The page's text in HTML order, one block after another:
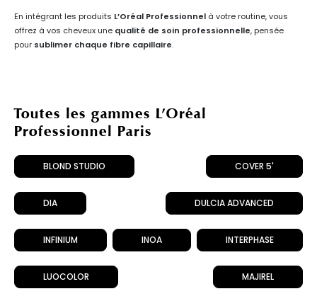
En intégrant les produits L’Oréal Professionnel à votre routine, vous
offrez à vos cheveux une qualité de soin professionnelle, pensée
pour sublimer chaque fibre capillaire.
Toutes les gammes L’Oréal
Professionnel Paris
BLOND STUDIO COVER 5'
DIA DULCIA ADVANCED
INFINIUM INOA INTERPHASE
LUOCOLOR MAJIREL